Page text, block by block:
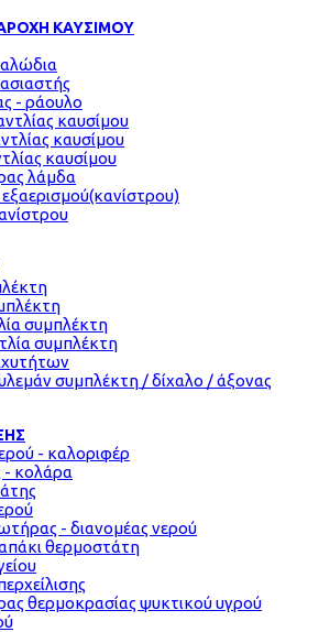
ΚΑΥΣΙΜΟΥ
- ράουλο
καυσίμου
καυσίμου
καυσίμου
λάμδα
συμπλέκτη
συμπλέκτη
συμπλέκτη / δίχαλο / άξονας
- καλοριφέρ
- κολάρα
- διανομέας νερού
θερμοστάτη
θερμοκρασίας ψυκτικού υγρού